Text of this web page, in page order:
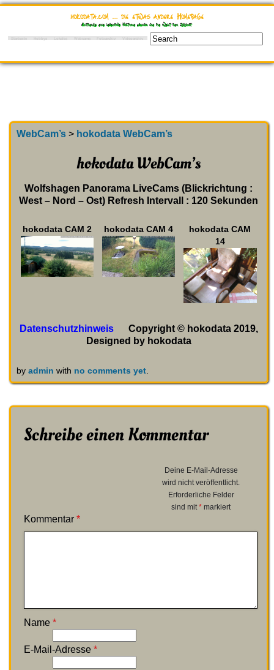
hokodata.com … die etwas andere Homepage
Entdecke eine lebendige Historie ebenso wie die Welt der Zukunft
WebCam’s> hokodata WebCam’s
hokodata WebCam’s
Wolfshagen Panorama LiveCams (Blickrichtung :
West – Nord – Ost) Refresh Intervall : 120 Sekunden
hokodata CAM 2 hokodata CAM 4
hokodata CAM
14
Datenschutzhinweis
Copyright © hokodata 2019,
Designed by hokodata
by admin with no comments yet.
Schreibe einen Kommentar
Deine E-Mail-Adresse
wird nicht veröffentlicht.
Erforderliche Felder
sind mit* markiert
Kommentar *
Name *
E-Mail-Adresse *